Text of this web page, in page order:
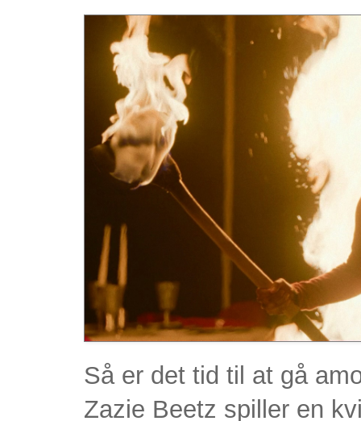
Så er det tid til at gå
Zazie Beetz spiller en